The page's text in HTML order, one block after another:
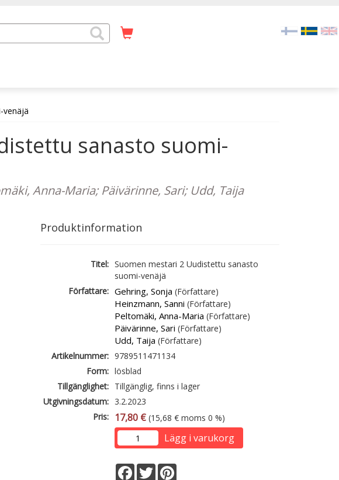
venäjä
sanasto suomi-
Anna-Maria; Päivärinne, Sari; Udd, Taija
Produktinformation
Titel: Suomen mestari 2 Uudistettu sanasto
suomi-venäjä
Författare: Gehring, Sonja (Författare)
Heinzmann, Sanni (Författare)
Peltomäki, Anna-Maria (Författare)
Päivärinne, Sari (Författare)
Udd, Taija (Författare)
Artikelnummer: 9789511471134
Form: lösblad
Tillgänglighet: Tillgänglig, finns i lager
Utgivningsdatum: 3.2.2023
Pris:
17,80 € (15,68 € moms 0 %)
Lägg i varukorg
Facebook
Twitter